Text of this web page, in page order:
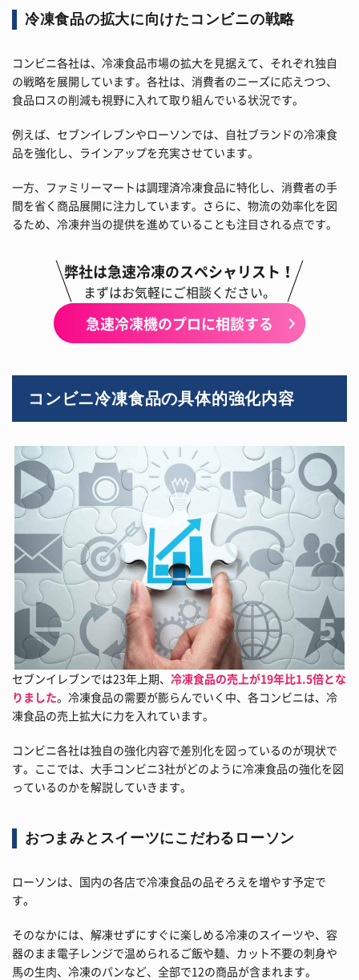
冷凍食品の拡大に向けたコンビニの戦略
コンビニ各社は、冷凍食品市場の拡大を見据えて、それぞれ独自
の戦略を展開しています。各社は、消費者のニーズに応えつつ、
食品ロスの削減も視野に入れて取り組んでいる状況です。
例えば、セブンイレブンやローソンでは、自社ブランドの冷凍食
品を強化し、ラインアップを充実させています。
一方、ファミリーマートは調理済冷凍食品に特化し、消費者の手
間を省く商品展開に注力しています。さらに、物流の効率化を図
るため、冷凍弁当の提供を進めていることも注目される点です。
弊社は急速冷凍のスペシャリスト！
まずはお気軽にご相談ください。
急速冷凍機のプロに相談する
コンビニ冷凍食品の具体的強化内容
セブンイレブンでは23年上期、 冷凍食品の売上が19年比1.5倍とな
りました。冷凍食品の需要が膨らんでいく中、各コンビニは、冷
凍食品の売上拡大に力を入れています。
コンビニ各社は独自の強化内容で差別化を図っているのが現状で
す。ここでは、大手コンビニ3社がどのように冷凍食品の強化を図
っているのかを解説していきます。
おつまみとスイーツにこだわるローソン
ローソンは、国内の各店で冷凍食品の品ぞろえを増やす予定で
す。
そのなかには、解凍せずにすぐに楽しめる冷凍のスイーツや、容
器のまま電子レンジで温められるご飯や麺、カット不要の刺身や
馬の生肉、冷凍のパンなど、全部で12の商品が含まれます。